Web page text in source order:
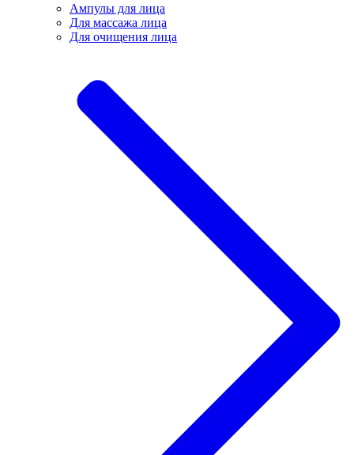
Ампулы для лица
Для массажа лица
Для очищения лица